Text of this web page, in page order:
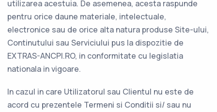
utilizarea acestuia. De asemenea, acesta raspunde
pentru orice daune materiale, intelectuale,
electronice sau de orice alta natura produse Site-ului,
Continutului sau Serviciului pus la dispozitie de
EXTRAS-ANCPI.RO, in conformitate cu legislatia
nationala in vigoare.
In cazul in care Utilizatorul sau Clientul nu este de
acord cu prezentele Termeni si Conditii si/ sau nu